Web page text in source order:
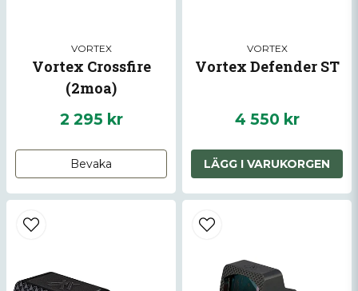
VORTEX
Vortex Crossfire
(2moa)
2 295 kr
Bevaka
VORTEX
Vortex Defender ST
4 550 kr
LÄGG I VARUKORGEN